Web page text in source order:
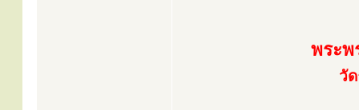
พระ
วั